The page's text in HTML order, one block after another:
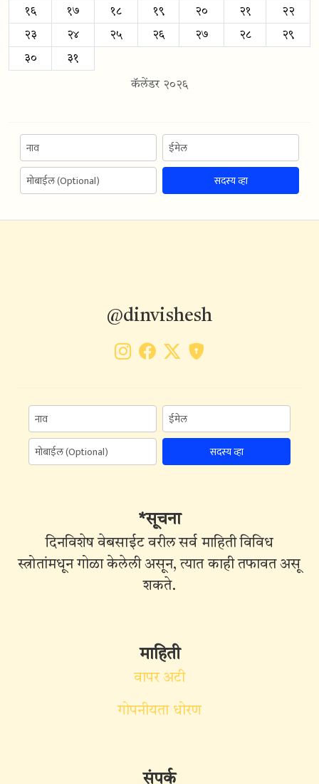
१६ १७ १८ १९ २० २१ २२
२३ २४ २५ २६ २७ २८ २९
३० ३१
कॅलेंडर २०२६
सदस्य व्हा
@dinvishesh
सदस्य व्हा
*सूचना
दिनविशेष वेबसाईट वरील सर्व माहिती विविध
स्त्रोतांमधून गोळा केलेली असून, त्यात काही तफावत असू
शकते.
माहिती
वापर अटी
गोपनीयता धोरण
संपर्क